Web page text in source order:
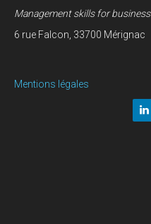
Management skills for business
6 rue Falcon, 33700 Mérignac
Mentions légales